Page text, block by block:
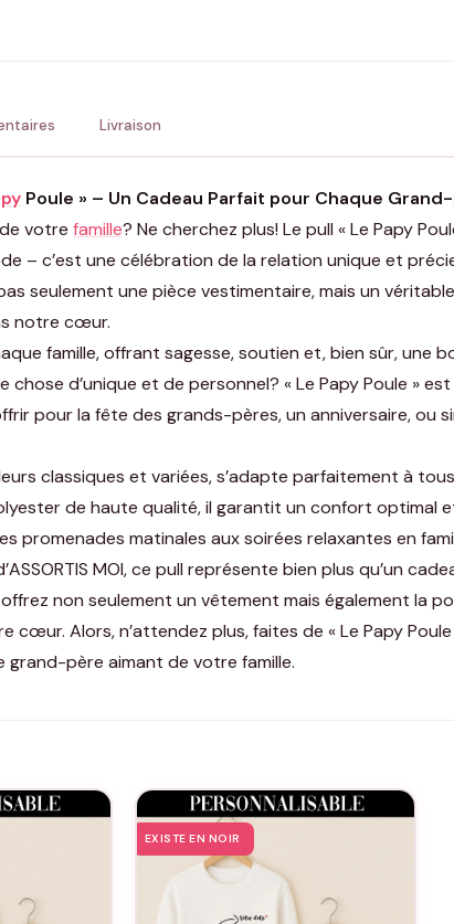
Livraison
Poule » – Un Cadeau Parfait pour Chaque
votre famille? Ne cherchez plus! Le pull « Le Papy
– c’est une célébration de la relation unique et
seulement une pièce vestimentaire, mais un
notre cœur.
famille, offrant sagesse, soutien et, bien sûr, une
d’unique et de personnel? « Le Papy Poule » est
pour la fête des grands-pères, un anniversaire, ou
classiques et variées, s’adapte parfaitement à
de haute qualité, il garantit un confort optimal
promenades matinales aux soirées relaxantes en
MOI, ce pull représente bien plus qu’un
non seulement un vêtement mais également la
cœur. Alors, n’attendez plus, faites de « Le Papy
grand-père aimant de votre famille.
EXISTE EN NOIR